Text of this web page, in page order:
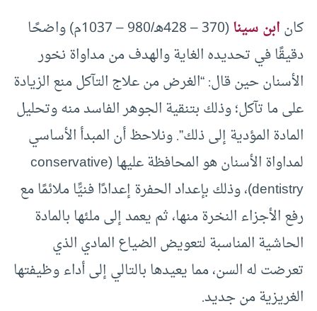
كانابن سينا
(370 – 428هـ/980 – 1037م) واضحًا
دقيقًا في تحديده الغاية والهدف من مداواة نخور
الأسنان حين قال: “الغرض من علاج التآكل منع الزيادة
على ما تآكل؛ وذلك بتنقية الجوهر الفاسد منه وتحليل
المادة المؤدية إلى ذلك”. ونلاحظ أن المبدأ الأساسي
لمداواة الأسنان هو المحافظة عليها (conservative
dentistry)، وذلك بإعداد الحفرة إعدادًا فنيًّا ملائمًا مع
رفع الأجزاء النخرة منها، ثم يعمد إلى ملئها بالمادة
الحاشية المناسبة لتعويض الضياع المادي الذي
تعرضت له السن، مما يعيدها بالتالي إلى أداء وظيفتها
الغريزية من جديد.